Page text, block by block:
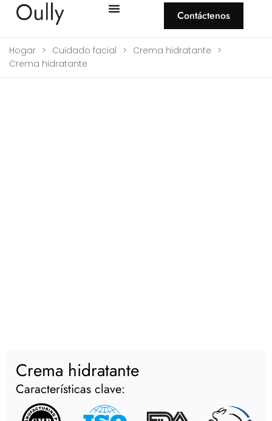
Contáctenos
Hogar > Cuidado facial > Crema hidratante >
Crema hidratante
Crema hidratante
Características clave: